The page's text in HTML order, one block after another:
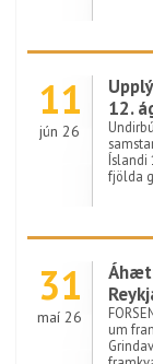
11
jún 26
12.
Íslandi
fjölda
31
maí 26
um